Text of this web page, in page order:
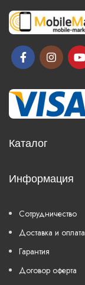
Каталог
Информация
Сотрудничество
Доставка и оплата
Гарантия
Договор оферта